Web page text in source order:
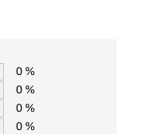
0 %
0 %
0 %
0 %